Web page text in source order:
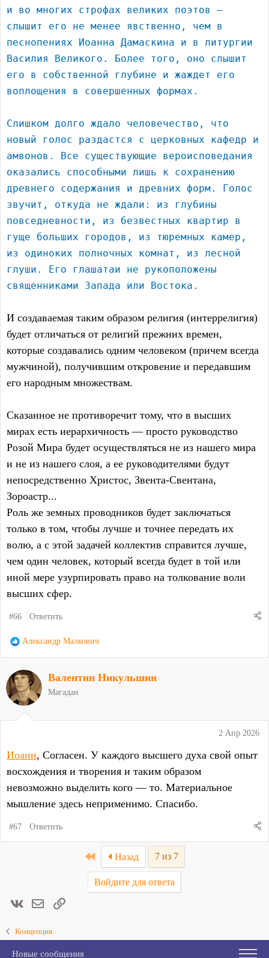
и во многих строфах великих поэтов –
слышит его не менее явственно, чем в
песнопениях Иоанна Дамаскина и в литургии
Василия Великого. Более того, оно слышит
его в собственной глубине и жаждет его
воплощения в совершенных формах.
Слишком долго ждало человечество, что
новый голос раздастся с церковных кафедр и
амвонов. Все существующие вероисповедания
оказались способными лишь к сохранению
древнего содержания и древних форм. Голос
звучит, откуда не ждали: из глубины
повседневности, из безвестных квартир в
гуще больших городов, из тюремных камер,
из одиноких полночных комнат, из лесной
глуши. Его глашатаи не рукоположены
священниками Запада или Востока.
И создаваемая таким образом религия (интеррелигия)
будет отличаться от религий прежних времен,
которые создавались одним человеком (причем всегда
мужчиной), получившим откровение и передавшим
его народным множествам.
Сказанное не противоречит тому, что в высших
мирах есть иерархичность — просто руководство
Розой Мира будет осуществляться не из нашего мира
и не из нашего слоя, а ее руководителями будут
непосредственно Христос, Звента-Свентана,
Зороастр...
Роль же земных проводников будет заключаться
только в том, чтобы лучше и точнее передать их
волю, а с этой задачей коллектив справится лучше,
чем один человек, который всегда будет в той или
иной мере узурпировать право на толкование воли
высших сфер.
#66 Ответить
Р
к
ц
и
Александр Малкович
2 Апр 2026
Иоанн, Согласен. У каждого высшего духа свой опыт
восхождения и творения и таким образом
невозможно выделить кого — то. Материальное
мышление здесь неприменимо. Спасибо.
#67 Ответить
Валентин Никульшин
Магадан
First Назад 7 из 7
Войдите для ответа
ВконтактеЭлектронная почта
Ссылка
Концепция
Новые сообщения